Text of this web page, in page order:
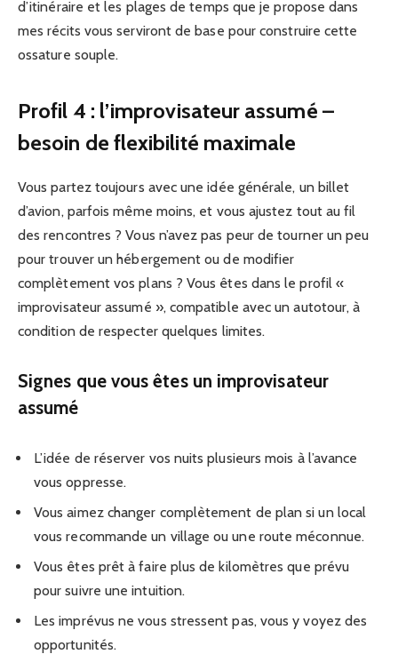
d’itinéraire et les plages de temps que je propose dans
mes récits vous serviront de base pour construire cette
ossature souple.
Profil 4 : l’improvisateur assumé –
besoin de flexibilité maximale
Vous partez toujours avec une idée générale, un billet
d’avion, parfois même moins, et vous ajustez tout au fil
des rencontres ? Vous n’avez pas peur de tourner un peu
pour trouver un hébergement ou de modifier
complètement vos plans ? Vous êtes dans le profil «
improvisateur assumé », compatible avec un autotour, à
condition de respecter quelques limites.
Signes que vous êtes un improvisateur
assumé
L’idée de réserver vos nuits plusieurs mois à l’avance
vous oppresse.
Vous aimez changer complètement de plan si un local
vous recommande un village ou une route méconnue.
Vous êtes prêt à faire plus de kilomètres que prévu
pour suivre une intuition.
Les imprévus ne vous stressent pas, vous y voyez des
opportunités.